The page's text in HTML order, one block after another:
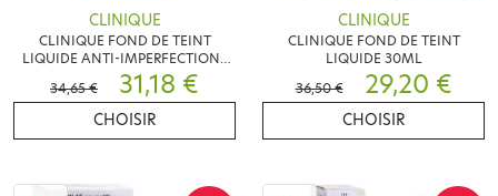
CLINIQUE
CLINIQUE FOND DE TEINT
LIQUIDE ANTI-IMPERFECTIONS
30 ML
34,65 € 31,18 €
CHOISIR
CLINIQUE
CLINIQUE FOND DE TEINT
LIQUIDE 30ML
36,50 €
29,20 €
CHOISIR